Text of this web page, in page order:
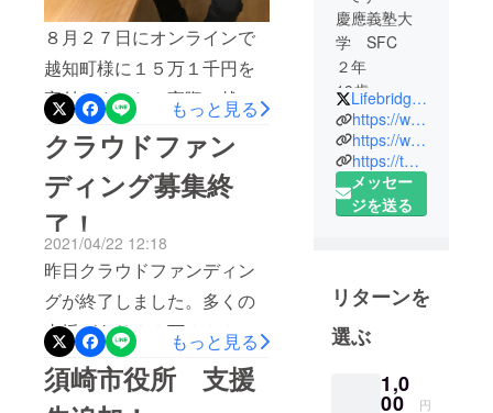
８月２７日にオンラインで
越知町様に１５万１千円を
寄付しました。実際に越知
町に伺い寄付する予定でし
たが緊急事態宣言などもあ
りなかなか高知県に行くこ
とができず、オンラインと
いう形になりました。コロ
ナが落ち着き高知に旅行が
できるような状況になった
際には越知町役場さんに遊
びに行きたいと思っていま
す。また、新聞社さんの取
もっと見る
クラウドファン
ディング募集終
了！
2021/04/22 12:18
昨日クラウドファンディン
グが終了しました。多くの
支援があり２２万６０００
円が集まりました。目標金
額には届きませんでしたが
もっと見る
須崎市役所 支援
慶應義塾大
学 SFC
２年
19歳
パリ🇫🇷で
育ち、現在
は東京
🇯🇵。
慶應のライ
(MARE)に所
属
きで、発信
をすること
Lifebridge_jp
https://www.instagram.com/lifebridge_jp/?hl=ja
https://www.facebook.com/lifebridge.jp
https://twitter.com/Lifebridge_jp
メッセー
ジを送る
リターンを
選ぶ
1,0
00 円